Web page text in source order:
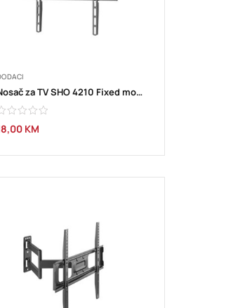
Nosač za TV SHO 4210 Fixed mount TV 32”-55” STELL
KM